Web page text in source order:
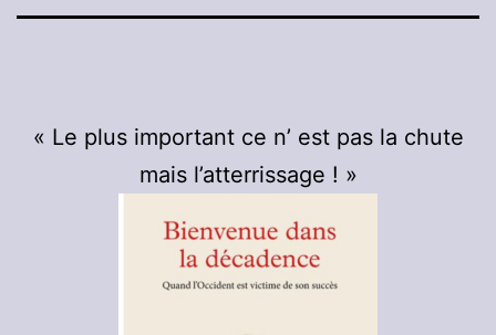
« Le plus important ce n’ est pas la chute
mais l’atterrissage ! »